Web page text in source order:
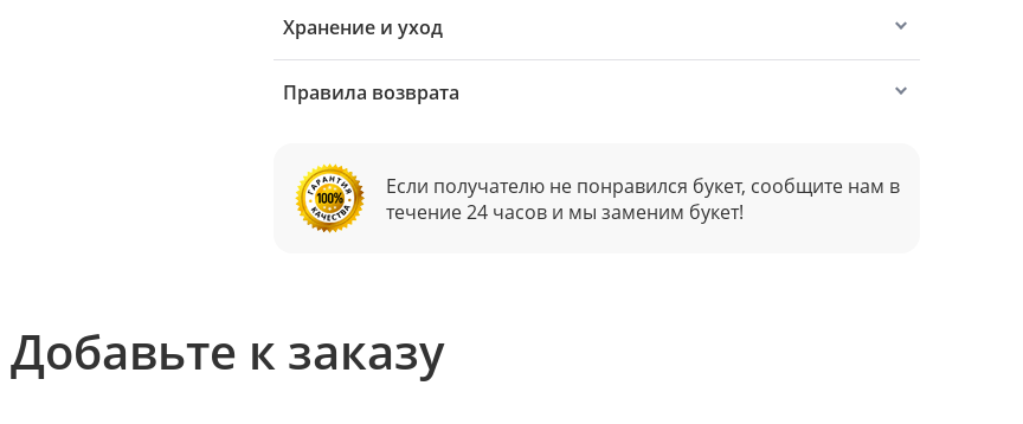
Хранение и уход
Правила возврата
Если получателю не понравился букет, сообщите нам в
течение 24 часов и мы заменим букет!
Добавьте к заказу